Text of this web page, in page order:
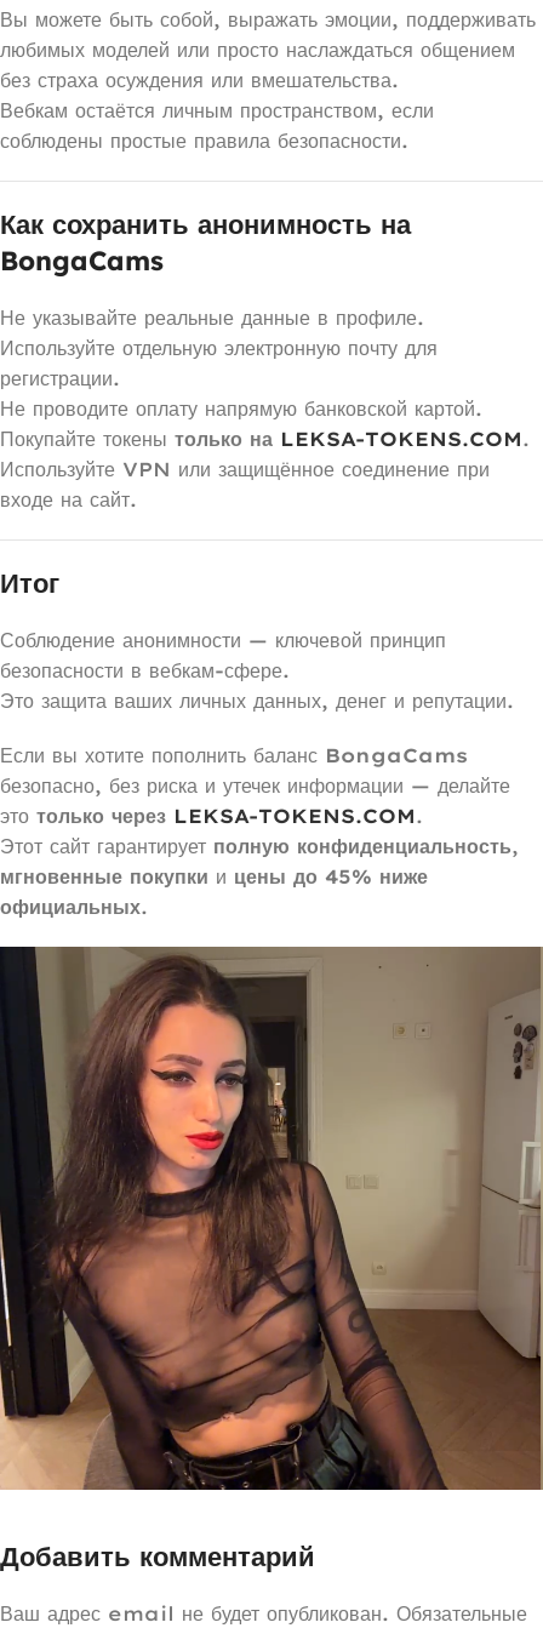
Вы можете быть собой, выражать эмоции, поддерживать
любимых моделей или просто наслаждаться общением
без страха осуждения или вмешательства.
Вебкам остаётся личным пространством, если
соблюдены простые правила безопасности.
Как сохранить анонимность на
BongaCams
Не указывайте реальные данные в профиле.
Используйте отдельную электронную почту для
регистрации.
Не проводите оплату напрямую банковской картой.
Покупайте токены только на LEKSA-TOKENS.COM.
Используйте VPN или защищённое соединение при
входе на сайт.
Итог
Соблюдение анонимности — ключевой принцип
безопасности в вебкам-сфере.
Это защита ваших личных данных, денег и репутации.
Если вы хотите пополнить баланс BongaCams
безопасно, без риска и утечек информации — делайте
это только через LEKSA-TOKENS.COM.
Этот сайт гарантирует полную конфиденциальность,
мгновенные покупки и цены до 45% ниже
официальных.
Добавить комментарий
Ваш адрес email не будет опубликован. Обязательные